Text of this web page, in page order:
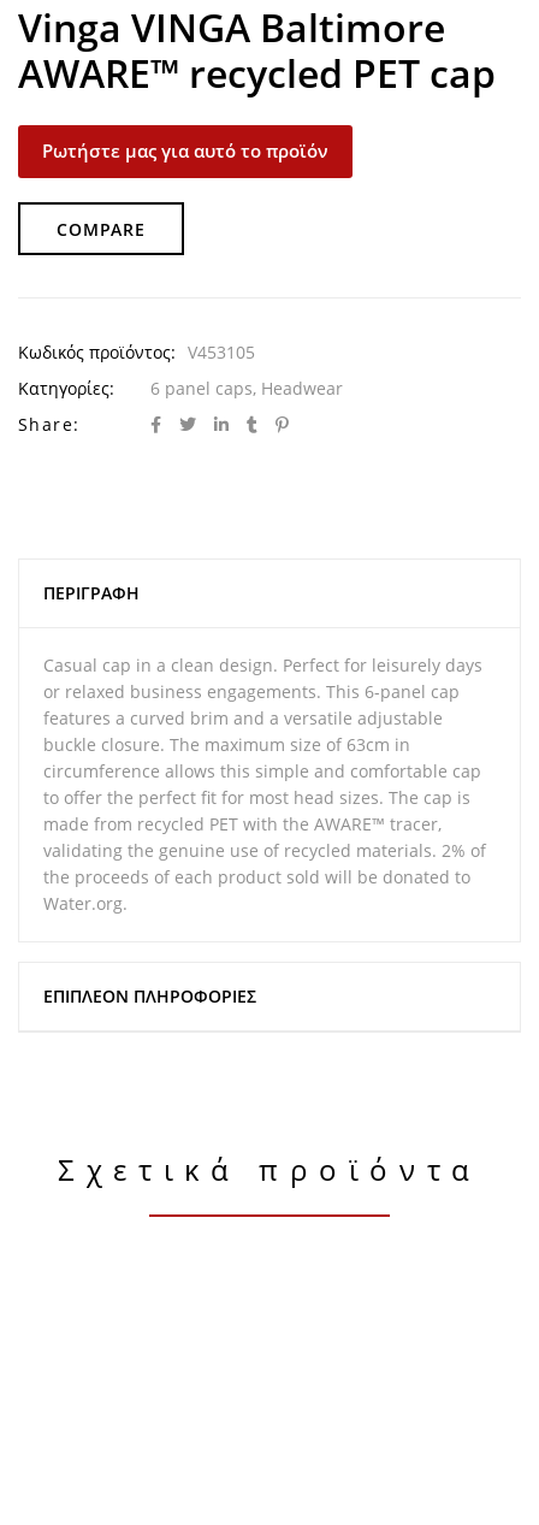
Vinga VINGA Baltimore
AWARE™ recycled PET cap
Ρωτήστε μας για αυτό το προϊόν
COMPARE
Κωδικός προϊόντος: V453105
Κατηγορίες:
6 panel caps, Headwear
Share:
ΠΕΡΙΓΡΑΦΉ
Casual cap in a clean design. Perfect for leisurely days
or relaxed business engagements. This 6-panel cap
features a curved brim and a versatile adjustable
buckle closure. The maximum size of 63cm in
circumference allows this simple and comfortable cap
to offer the perfect fit for most head sizes. The cap is
made from recycled PET with the AWARE™ tracer,
validating the genuine use of recycled materials. 2% of
the proceeds of each product sold will be donated to
Water.org.
ΕΠΙΠΛΈΟΝ ΠΛΗΡΟΦΟΡΊΕΣ
Σχετικά προϊόντα